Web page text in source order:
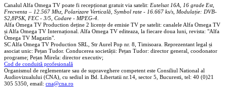
Canalul Alfa Omega TV poate fi recepționat gratuit via satelit: Eutelsat 16A, 16 grade Est,
Frecventa – 12.567 Mhz, Polarizare Verticală, Symbol rate - 16.667 ks/s, Modulație: DVB-
S2,8PSK, FEC - 3/5, Codare - MPEG-4
Alfa Omega TV Production deține 2 licențe de emisie TV pe satelit: canalele Alfa Omega TV
și Alfa Omega TV Internațional. Alfa Omega TV editeaza, la fiecare doua luni, revista: "Alfa
Omega TV Magazin".
SC Alfa Omega TV Production SRL, Str Aurel Pop nr. 8, Timisoara. Reprezentant legal și
asociat unic: Pețan Tudor. Conducerea societății: Pețan Tudor: director general, coodonator
programe; Pețan Mirela: director executiv;
Cod de conduită profesională
Organismul de reglementare sau de supraveghere competent este Consiliul National al
Audiovizualului (CNA), cu sediul in Bd. Libertatii nr.14, sector 5, Bucuresti, tel: 40 (0)21
305 5350, email: cna@cna.ro